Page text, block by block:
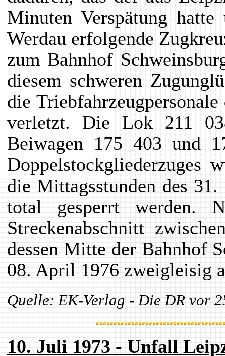
Minuten Verspätung
Werdau erfolgende
zum Bahnhof
diesem schweren
die
verletzt. Die Lok 211
Beiwagen 175 403 und
Doppelstockgliederzuges
die Mittagsstunden des
total gesperrt werden.
Streckenabschnitt
dessen Mitte der Bahnhof
08. April 1976 zweigleisig
Quelle: EK-Verlag - Die DR vor
10. Juli 1973 - Unfall